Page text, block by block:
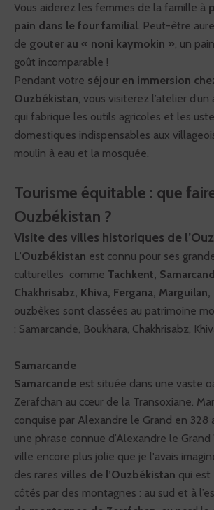
Vous aiderez les femmes de la famille à
pain dans le four familial. Peut-être
de gouter au « noni kaymokin », un
goût incomparable !
Pendant votre séjour en immersion
Ouzbékistan, vous visiterez l’atelier
qui fabrique les outils agricoles et les
domestiques indispensables aux
moulin à eau et la mosquée.
Tourisme équitable : que
Ouzbékistan ?
Visite des villes historiques de
L’Ouzbékistan est connu pour ses
culturelles comme Tachkent,
Chakhrisabz, Khiva, Fergana, Marguilan,
ouzbèkes sont classées au patrimoine
: Samarcande, Boukhara, Chakhrisabz,
Samarcande
Samarcande est située dans une vaste
Zerafchan au cœur de la Transoxiane.
conquise par Alexandre le Grand en 328
une phrase connue d’Alexandre le Grand
ville encore plus jolie que je l'avais
des rares villes de l’Ouzbékistan qui est
côtés par des montagnes : au sud et à
RENCONTRES :Quelques balades ou randonnées
faciles de maximum 3-4h. Difficultés pouvant être
liées à l’altitude. Accessible aux personnes en
RANDONNÉE & TREK : 3 à 4h de marche par jour.
Rythme lent, dénivelés faibles. Accessible aux
personnes pratiquant une activité physique